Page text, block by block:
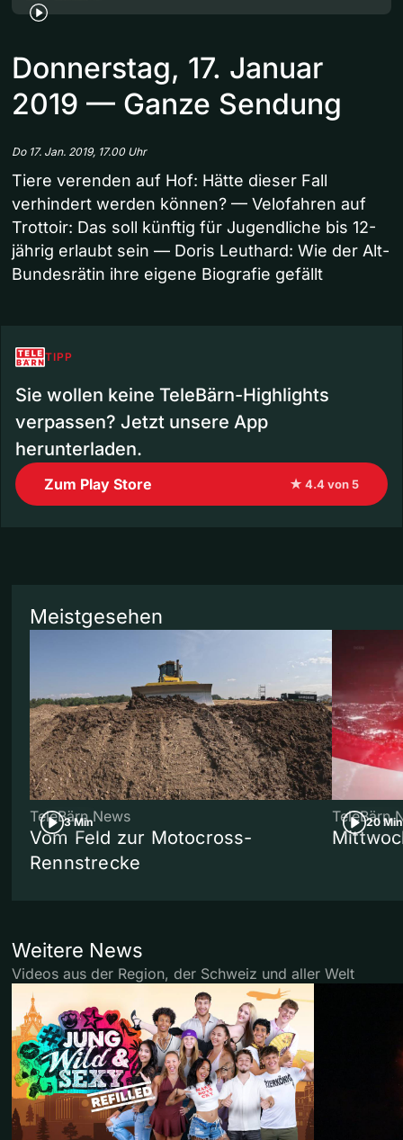
Donnerstag, 17. Januar
2019 — Ganze Sendung
Do 17. Jan. 2019, 17.00 Uhr
Tiere verenden auf Hof: Hätte dieser Fall
verhindert werden können? — Velofahren auf
Trottoir: Das soll künftig für Jugendliche bis 12-
jährig erlaubt sein — Doris Leuthard: Wie der Alt-
Bundesrätin ihre eigene Biografie gefällt
TIPP
Sie wollen keine TeleBärn-Highlights
verpassen? Jetzt unsere App
herunterladen.
Zum Play Store ★ 4.4 von 5
Meistgesehen
3 Min
TeleBärn News
Vom Feld zur Motocross-
Rennstrecke
20 Min
TeleBärn
Weitere News
Videos aus der Region, der Schweiz und aller Welt